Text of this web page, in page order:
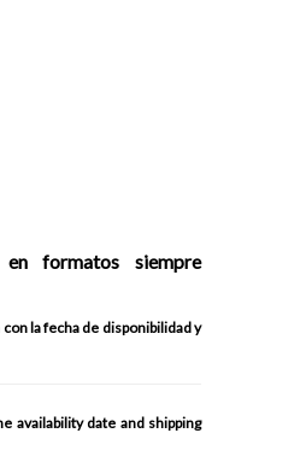
formatos siempre
la fecha de disponibilidad y
availability date and shipping